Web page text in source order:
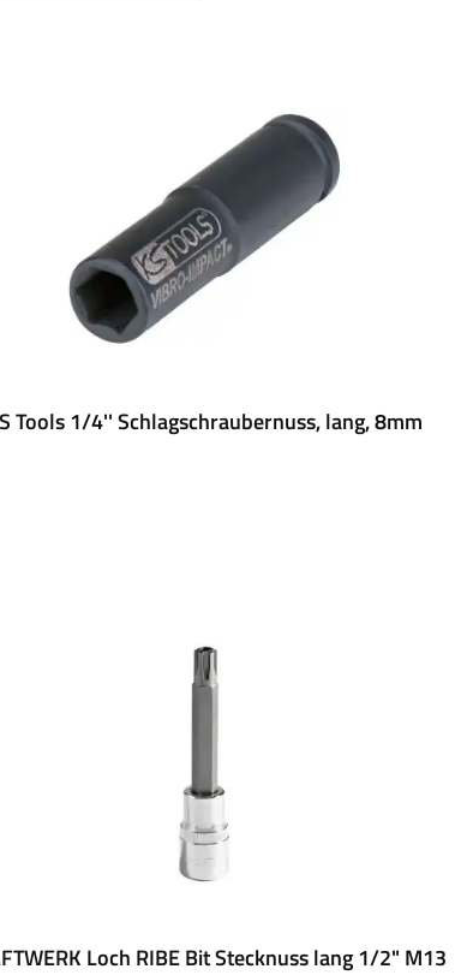
Tools 1/4'' Schlagschraubernuss, lang, 8mm
Loch RIBE Bit Stecknuss lang 1/2" M13